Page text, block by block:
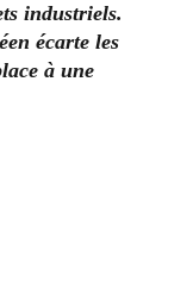
industriels.
écarte les
à une